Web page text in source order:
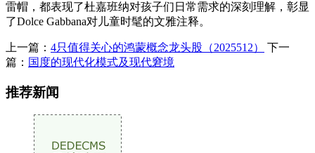
雷帽，都表现了杜嘉班纳对孩子们日常需求的深刻理解，彰显
了Dolce Gabbana对儿童时髦的文雅注释。
上一篇： 4只值得关心的鸿蒙概念龙头股（2025512）
下一
篇： 国度的现代化模式及现代窘境
推荐新闻